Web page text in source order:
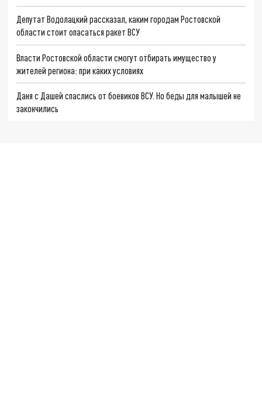
Депутат Водолацкий рассказал, каким городам Ростовской
области стоит опасаться ракет ВСУ
Власти Ростовской области смогут отбирать имущество у
жителей региона: при каких условиях
Даня с Дашей спаслись от боевиков ВСУ. Но беды для малышей не
закончились